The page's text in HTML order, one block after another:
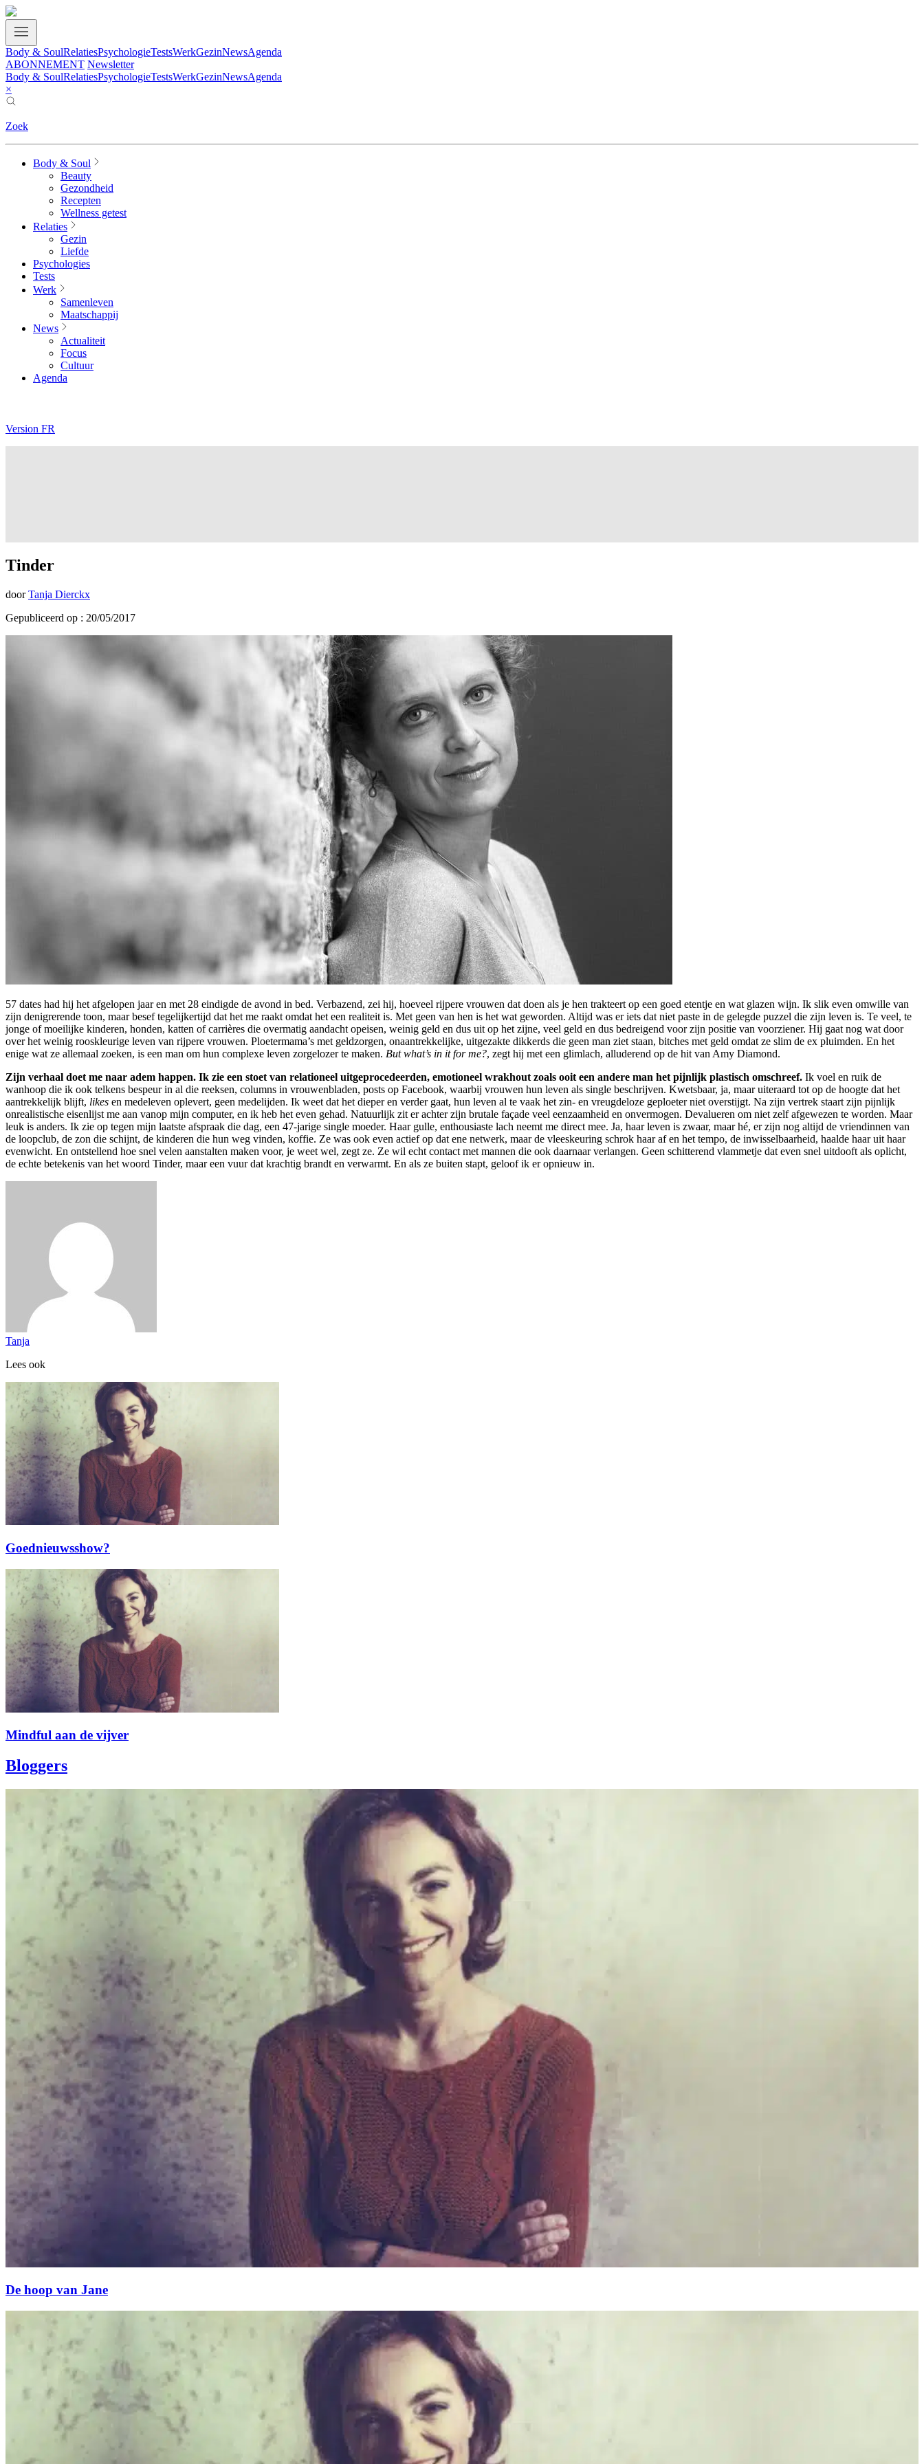
Body & SoulRelatiesPsychologieTestsWerkGezinNewsAgenda
ABONNEMENT Newsletter
Body & SoulRelatiesPsychologieTestsWerkGezinNewsAgenda
×
Zoek
Body & Soul
Beauty
Gezondheid
Recepten
Wellness getest
Relaties
Gezin
Liefde
Psychologies
Tests
Werk
Samenleven
Maatschappij
News
Actualiteit
Focus
Cultuur
Agenda
Version FR
Tinder
door Tanja Dierckx
Gepubliceerd op : 20/05/2017
57 dates had hij het afgelopen jaar en met 28 eindigde de avond in bed. Verbazend, zei hij, hoeveel rijpere vrouwen dat doen als je hen trakteert op een goed etentje en wat glazen wijn. Ik slik even omwille van
zijn denigrerende toon, maar besef tegelijkertijd dat het me raakt omdat het een realiteit is. Met geen van hen is het wat geworden. Altijd was er iets dat niet paste in de gelegde puzzel die zijn leven is. Te veel, te
jonge of moeilijke kinderen, honden, katten of carrières die overmatig aandacht opeisen, weinig geld en dus uit op het zijne, veel geld en dus bedreigend voor zijn positie van voorziener. Hij gaat nog wat door
over het weinig rooskleurige leven van rijpere vrouwen. Ploetermama’s met geldzorgen, onaantrekkelijke, uitgezakte dikkerds die geen man ziet staan, bitches met geld omdat ze slim de ex pluimden. En het
enige wat ze allemaal zoeken, is een man om hun complexe leven zorgelozer te maken. But what’s in it for me?, zegt hij met een glimlach, alluderend op de hit van Amy Diamond.
Zijn verhaal doet me naar adem happen. Ik zie een stoet van relationeel uitgeprocedeerden, emotioneel wrakhout zoals ooit een andere man het pijnlijk plastisch omschreef. Ik voel en ruik de
wanhoop die ik ook telkens bespeur in al die reeksen, columns in vrouwenbladen, posts op Facebook, waarbij vrouwen hun leven als single beschrijven. Kwetsbaar, ja, maar uiteraard tot op de hoogte dat het
aantrekkelijk blijft, likes en medeleven oplevert, geen medelijden. Ik weet dat het dieper en verder gaat, hun leven al te vaak het zin- en vreugdeloze geploeter niet overstijgt. Na zijn vertrek staart zijn pijnlijk
onrealistische eisenlijst me aan vanop mijn computer, en ik heb het even gehad. Natuurlijk zit er achter zijn brutale façade veel eenzaamheid en onvermogen. Devalueren om niet zelf afgewezen te worden. Maar
leuk is anders. Ik zie op tegen mijn laatste afspraak die dag, een 47-jarige single moeder. Haar gulle, enthousiaste lach neemt me direct mee. Ja, haar leven is zwaar, maar hé, er zijn nog altijd de vriendinnen van
de loopclub, de zon die schijnt, de kinderen die hun weg vinden, koffie. Ze was ook even actief op dat ene netwerk, maar de vleeskeuring schrok haar af en het tempo, de inwisselbaarheid, haalde haar uit haar
evenwicht. En ontstellend hoe snel velen aanstalten maken voor, je weet wel, zegt ze. Ze wil echt contact met mannen die ook daarnaar verlangen. Geen schitterend vlammetje dat even snel uitdooft als oplicht,
de echte betekenis van het woord Tinder, maar een vuur dat krachtig brandt en verwarmt. En als ze buiten stapt, geloof ik er opnieuw in.
Tanja
Lees ook
Goednieuwsshow?
Mindful aan de vijver
Bloggers
De hoop van Jane